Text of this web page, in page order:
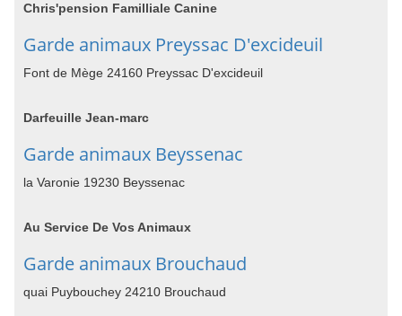
Chris'pension Familliale Canine
Garde animaux Preyssac D'excideuil
Font de Mège 24160 Preyssac D'excideuil
Darfeuille Jean-marc
Garde animaux Beyssenac
la Varonie 19230 Beyssenac
Au Service De Vos Animaux
Garde animaux Brouchaud
quai Puybouchey 24210 Brouchaud